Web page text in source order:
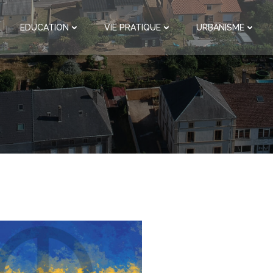
EDUCATION VIE PRATIQUE URBANISME